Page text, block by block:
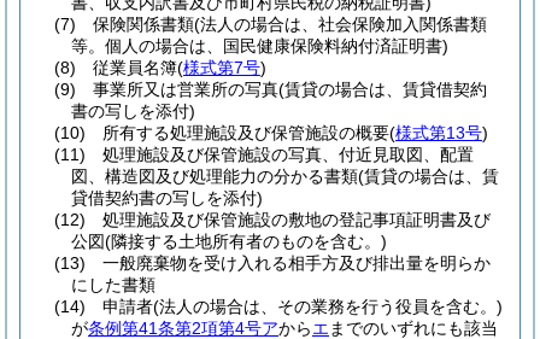
(7)
保険関係書類(法人の場合は、社会保険加入関係書類
等。個人の場合は、国民健康保険料納付済証明書)
(8)
従業員名簿(様式第7号)
(9)
事業所又は営業所の写真(賃貸の場合は、賃貸借契約
書の写しを添付)
(10)
所有する処理施設及び保管施設の概要(様式第13号)
(11)
処理施設及び保管施設の写真、付近見取図、配置
図、構造図及び処理能力の分かる書類(賃貸の場合は、賃
貸借契約書の写しを添付)
(12)
処理施設及び保管施設の敷地の登記事項証明書及び
公図(隣接する土地所有者のものを含む。)
(13)
一般廃棄物を受け入れる相手方及び排出量を明らか
にした書類
(14)
申請者(法人の場合は、その業務を行う役員を含む。)
が条例第41条第2項第4号アからエ までのいずれにも該当